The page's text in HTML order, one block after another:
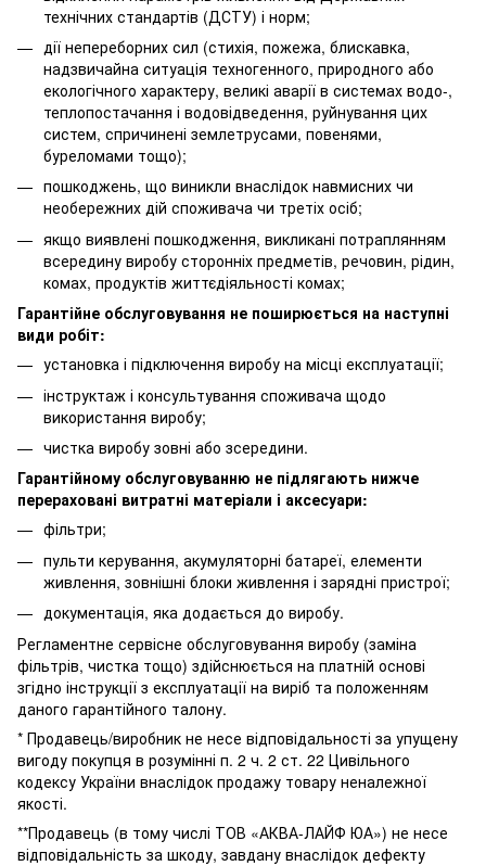
технічних стандартів (ДСТУ) і норм;
дії непереборних сил (стихія, пожежа, блискавка,
надзвичайна ситуація техногенного, природного або
екологічного характеру, великі аварії в системах водо-,
теплопостачання і водовідведення, руйнування цих
систем, спричинені землетрусами, повенями,
буреломами тощо);
пошкоджень, що виникли внаслідок навмисних чи
необережних дій споживача чи третіх осіб;
якщо виявлені пошкодження, викликані потраплянням
всередину виробу сторонніх предметів, речовин, рідин,
комах, продуктів життєдіяльності комах;
Гарантійне обслуговування не поширюється на наступні
види робіт:
установка і підключення виробу на місці експлуатації;
інструктаж і консультування споживача щодо
використання виробу;
чистка виробу зовні або зсередини.
Гарантійному обслуговуванню не підлягають нижче
перераховані витратні матеріали і аксесуари:
фільтри;
пульти керування, акумуляторні батареї, елементи
живлення, зовнішні блоки живлення і зарядні пристрої;
документація, яка додається до виробу.
Регламентне сервісне обслуговування виробу (заміна
фільтрів, чистка тощо) здійснюється на платній основі
згідно інструкції з експлуатації на виріб та положенням
даного гарантійного талону.
* Продавець/виробник не несе відповідальності за упущену
вигоду покупця в розумінні п. 2 ч. 2 ст. 22 Цивільного
кодексу України внаслідок продажу товару неналежної
якості.
**Продавець (в тому числі ТОВ «АКВА-ЛАЙФ ЮА») не несе
відповідальність за шкоду, завдану внаслідок дефекту